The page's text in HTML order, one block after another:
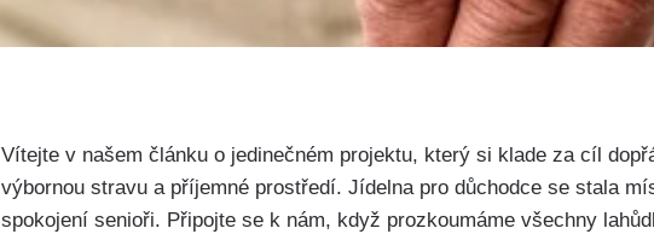
Vítejte v našem článku o jedinečném projektu, který si klade za cíl
výbornou stravu a příjemné prostředí. Jídelna pro důchodce se stala
spokojení senioři. Připojte se k nám, když prozkoumáme všechny